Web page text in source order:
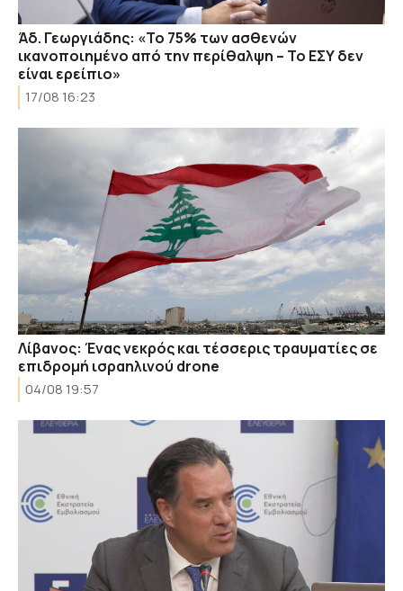
Άδ. Γεωργιάδης: «Το 75% των ασθενών
ικανοποιημένο από την περίθαλψη – Το ΕΣΥ δεν
είναι ερείπιο»
17/08 16:23
Λίβανος: Ένας νεκρός και τέσσερις τραυματίες σε
επιδρομή ισραηλινού drone
04/08 19:57